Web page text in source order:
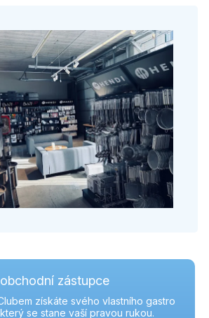
zástupce
získáte svého vlastního gastro
se stane vaší pravou rukou.